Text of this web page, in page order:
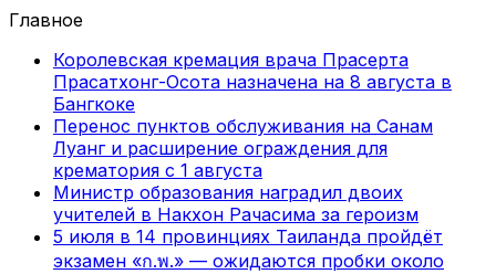
Главное
Королевская кремация врача Прасерта
Прасатхонг-Осота назначена на 8 августа в
Бангкоке
Перенос пунктов обслуживания на Санам
Луанг и расширение ограждения для
крематория с 1 августа
Министр образования наградил двоих
учителей в Накхон Рачасима за героизм
5 июля в 14 провинциях Таиланда пройдёт
экзамен «ก.พ.» — ожидаются пробки около